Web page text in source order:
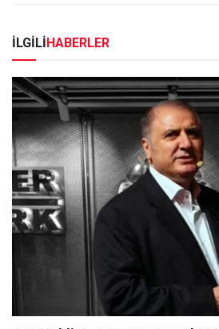
İLGİLİHABERLER